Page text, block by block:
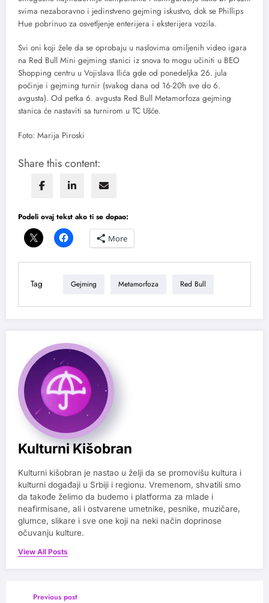
svima nezaboravno i jedinstveno gejming iskustvo, dok se Phillips
Hue pobrinuo za osvetljenje enterijera i eksterijera vozila.
Svi oni koji žele da se oprobaju u naslovima omiljenih video igara
na Red Bull Mini gejming stanici iz snova to mogu učiniti u BEO
Shopping centru u Vojislava Ilića gde od ponedeljka 26. jula
počinje i gejming turnir (svakog dana od 16-20h sve do 6.
avgusta). Od petka 6. avgusta Red Bull Metamorfoza gejming
stanica će nastaviti sa turnirom u TC Ušće.
Foto: Marija Piroski
Share this content:
Podeli ovaj tekst ako ti se dopao:
More
Tag Gejming Metamorfoza Red Bull
Kulturni Kišobran
Kulturni kišobran je nastao u želji da se promovišu kultura i
kulturni događaji u Srbiji i regionu. Vremenom, shvatili smo
da takođe želimo da budemo i platforma za mlade i
neafirmisane, ali i ostvarene umetnike, pesnike, muzičare,
glumce, slikare i sve one koji na neki način doprinose
očuvanju kulture.
View All Posts
Previous post